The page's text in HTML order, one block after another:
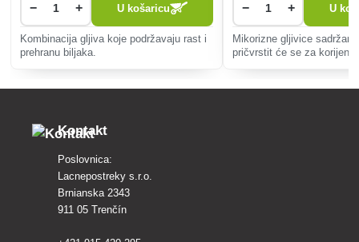
− + U košaricu
Kombinacija gljiva koje podržavaju rast i
prehranu biljaka.
− + U
Mikorizne gljivice
pričvrstit će se za
Kontakt
Poslovnica:
Lacnepostreky s.r.o.
Brnianska 2343
911 05 Trenčín